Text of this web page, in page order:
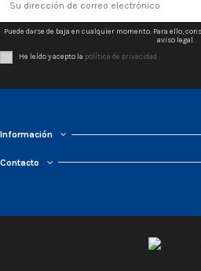
Puede darse de baja en cualquier momento. Para ello,
aviso legal.
He leído y acepto la política de privacidad
Información
Contacto